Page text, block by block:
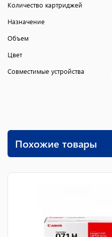
Количество картриджей
Назначение
Объем
Цвет
Совместимые устройства
Похожие товары